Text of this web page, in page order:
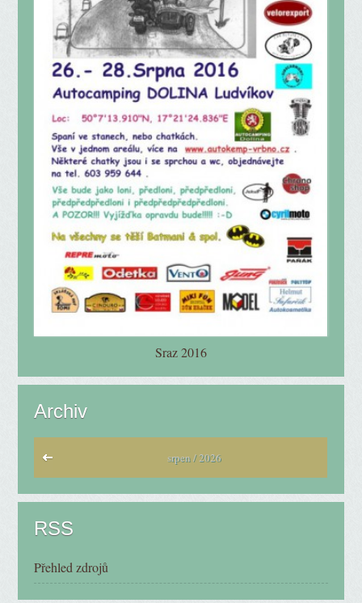
Sraz 2016
Archiv
srpen / 2026
RSS
Přehled zdrojů